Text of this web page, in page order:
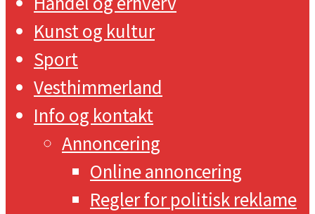
Kunst og kultur
Sport
Vesthimmerland
Info og kontakt
Annoncering
Online annoncering
Regler for politisk reklame